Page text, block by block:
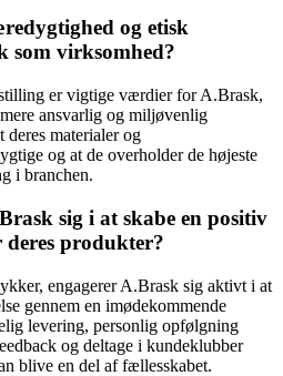
og etisk
som virksomhed?
er vigtige værdier for A.Brask,
ansvarlig og miljøvenlig
deres materialer og
og at de overholder de højeste
i branchen.
sig i at skabe en positiv
deres produkter?
engagerer A.Brask sig aktivt i at
gennem en imødekommende
levering, personlig opfølgning
og deltage i kundeklubber
blive en del af fællesskabet.